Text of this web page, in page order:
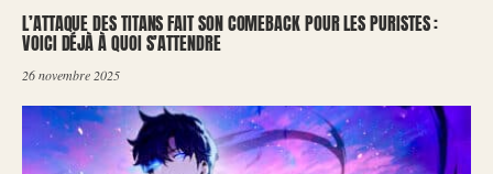
L’ATTAQUE DES TITANS FAIT SON COMEBACK POUR LES PURISTES :
VOICI DÉJÀ À QUOI S’ATTENDRE
26 novembre 2025